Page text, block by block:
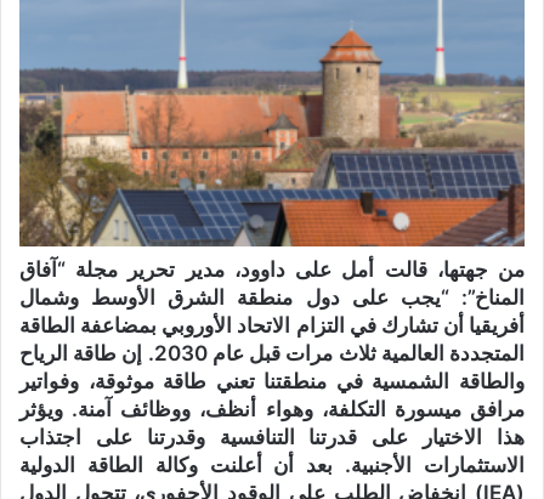
من جهتها، قالت أمل على داوود، مدير تحرير مجلة “آفاق
المناخ”: “يجب على دول منطقة الشرق الأوسط وشمال
أفريقيا أن تشارك في التزام الاتحاد الأوروبي بمضاعفة الطاقة
المتجددة العالمية ثلاث مرات قبل عام 2030. إن طاقة الرياح
والطاقة الشمسية في منطقتنا تعني طاقة موثوقة، وفواتير
مرافق ميسورة التكلفة، وهواء أنظف، ووظائف آمنة. ويؤثر
هذا الاختيار على قدرتنا التنافسية وقدرتنا على اجتذاب
الاستثمارات الأجنبية. بعد أن أعلنت وكالة الطاقة الدولية
(IEA) انخفاض الطلب على الوقود الأحفوري، تتحول الدول